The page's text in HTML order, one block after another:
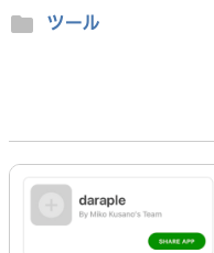
folder ツール